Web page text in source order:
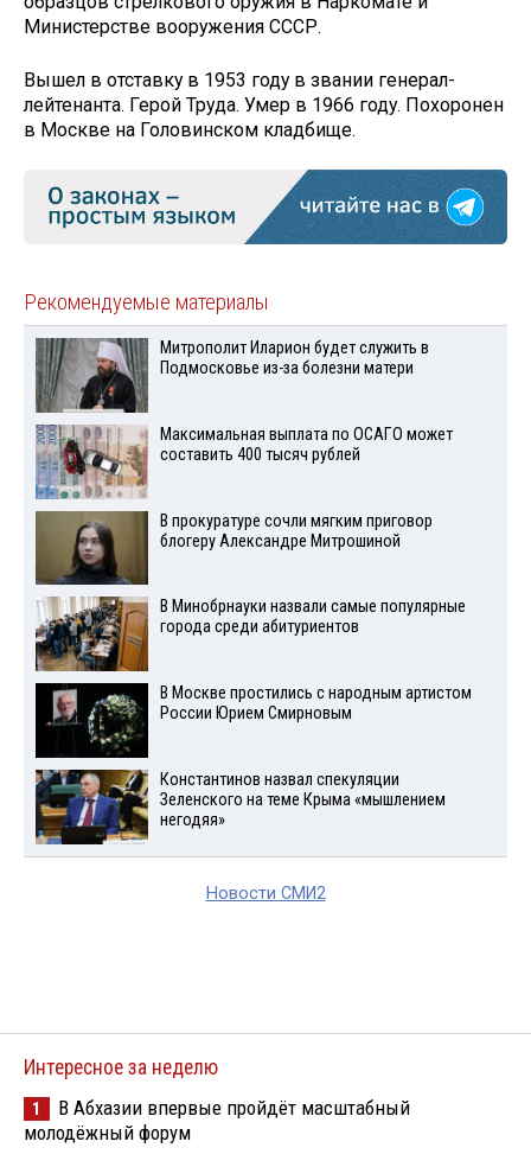
Министерстве вооружения СССР.
Вышел в отставку в 1953 году в звании генерал-
лейтенанта. Герой Труда. Умер в 1966 году. Похоронен
в Москве на Головинском кладбище.
Рекомендуемые материалы
Митрополит Иларион будет служить в
Подмосковье из-за болезни матери
Максимальная выплата по ОСАГО может
составить 400 тысяч рублей
В прокуратуре сочли мягким приговор
блогеру Александре Митрошиной
В Минобрнауки назвали самые популярные
города среди абитуриентов
В Москве простились с народным артистом
России Юрием Смирновым
Константинов назвал спекуляции
Зеленского на теме Крыма «мышлением
негодяя»
Новости СМИ2
Интересное за неделю
1
В Абхазии впервые пройдёт масштабный
молодёжный форум